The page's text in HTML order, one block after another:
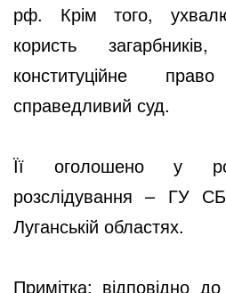
рф. Крім того,
користь
конституційне
справедливий суд.
Її оголошено у
розслідування – ГУ
Луганській областях.
Примітка: відповідно